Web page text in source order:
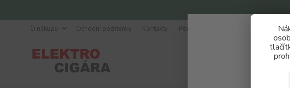
O nákupu Ochodní podmínky Kontakty Poradna